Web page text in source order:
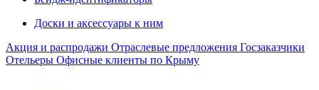
Доски и аксессуары к ним
Акция и распродажи Отраслевые предложения Госзаказчики
Отельеры Офисные клиенты по Крыму